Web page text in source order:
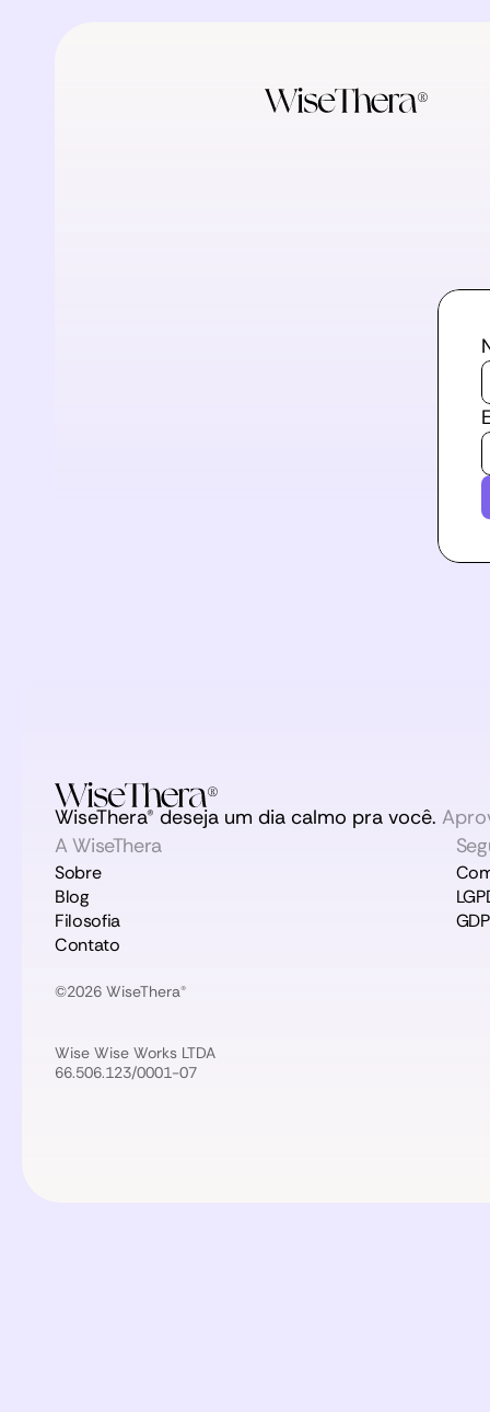
WiseThera® deseja um dia calmo pra você.
A WiseThera
Sobre
Blog
Filosofia
Contato
©2026 WiseThera®
Wise Wise Works LTDA
66.506.123/0001-07